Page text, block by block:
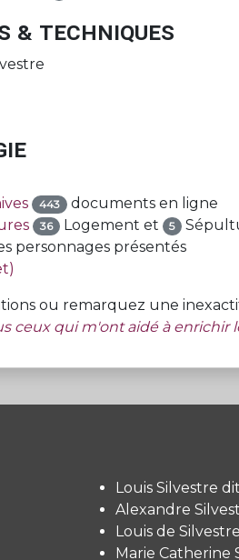
& techniques
443 documents en ligne
36 Logement et 5
personnages présentés
ou remarquez une
ceux qui m'ont aidé à enrichir
Louis Silvestre
Alexandre
Louis de
Marie Catherine